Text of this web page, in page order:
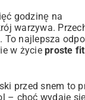
godzinę na
warzywa.
To najlepsza
w życie proste fit
przed snem to
– choć wydaje